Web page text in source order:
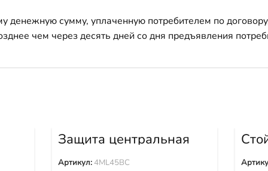
денежную сумму, уплаченную потребителем по
чем через десять дней со дня предъявления
Защита центральная
4ML45BC
Артикул:4ML45BC